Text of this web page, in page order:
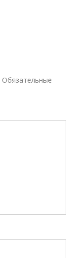
Обязательные